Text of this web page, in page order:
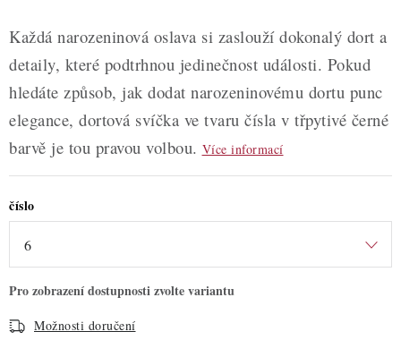
Každá narozeninová oslava si zaslouží dokonalý dort a
detaily, které podtrhnou jedinečnost události. Pokud
hledáte způsob, jak dodat narozeninovému dortu punc
elegance, dortová svíčka ve tvaru čísla v třpytivé černé
barvě je tou pravou volbou. Více informací
číslo
Možnosti doručení